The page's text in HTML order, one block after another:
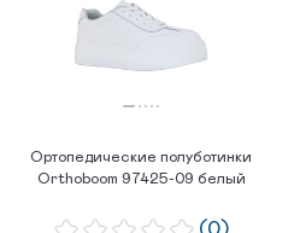
Ортопедические полуботинки
Orthoboom 97425-09 белый